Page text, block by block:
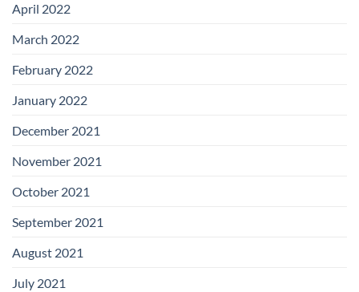
April 2022
March 2022
February 2022
January 2022
December 2021
November 2021
October 2021
September 2021
August 2021
July 2021